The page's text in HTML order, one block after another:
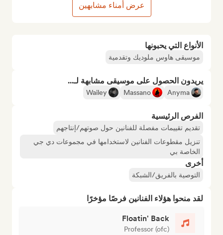
الأنواع التي يحبونها
موسيقى هاوس ملوديك وتقدمية
يريدون الحصول على موسيقى مشابهة لـ...
Anyma
Massano
Wailey
الفرص الرئيسية
تقديم تقييمات مفصلة للفنانين حول صوتهم/إنتاجهم
تنزيل مقطوعات الفنانين لاستخدامها في مجموعات دي جي
الخاصة بي
أخرى
التوصية بالفريق/الشبكة
لقد منحوا هؤلاء الفنانين فرصًا مؤخرًا
Floatin' Back
Professor (ofc)
عرض أمناء مشابهين